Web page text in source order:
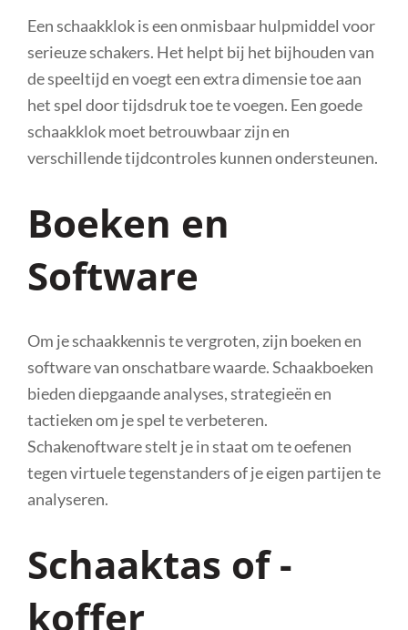
Een schaakklok is een onmisbaar hulpmiddel voor
serieuze schakers. Het helpt bij het bijhouden van
de speeltijd en voegt een extra dimensie toe aan
het spel door tijdsdruk toe te voegen. Een goede
schaakklok moet betrouwbaar zijn en
verschillende tijdcontroles kunnen ondersteunen.
Boeken en
Software
Om je schaakkennis te vergroten, zijn boeken en
software van onschatbare waarde. Schaakboeken
bieden diepgaande analyses, strategieën en
tactieken om je spel te verbeteren.
Schakenoftware stelt je in staat om te oefenen
tegen virtuele tegenstanders of je eigen partijen te
analyseren.
Schaaktas of -
koffer